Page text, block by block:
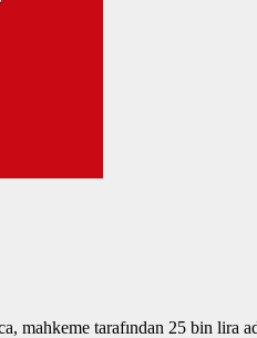
mahkeme tarafından 25 bin lira